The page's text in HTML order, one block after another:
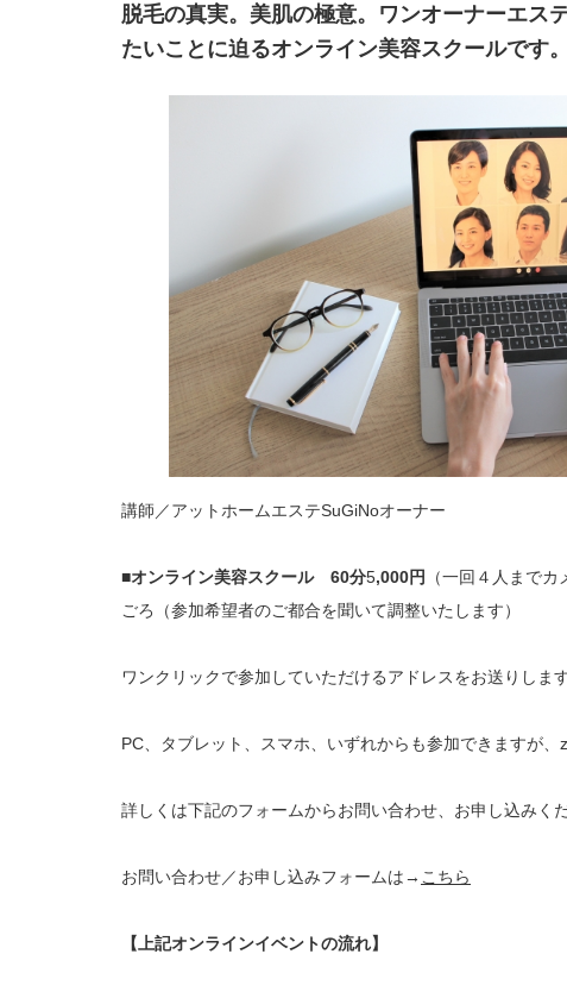
脱毛の真実。美肌の極意。ワンオーナーエス
たいことに迫るオンライン美容スクールです。
講師／アットホームエステSuGiNoオーナー
■オンライン美容スクール 60分5,000円 （一回４人まで
ごろ（参加希望者のご都合を聞いて調整いたします）
ワンクリックで参加していただけるアドレスをお送りします
PC、タブレット、スマホ、いずれからも参加できますが
詳しくは下記のフォームからお問い合わせ、お申し込みくだ
お問い合わせ／お申し込みフォームは→ こちら
【上記オンラインイベントの流れ】